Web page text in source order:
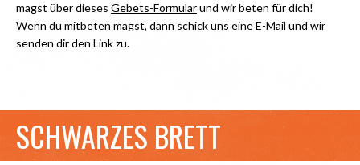
magst über dieses Gebets-Formularund wir beten für dich!
Wenn du mitbeten magst, dann schick uns eineE-Mail und wir
senden dir den Link zu.
SCHWARZES BRETT